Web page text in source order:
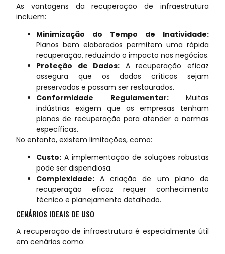
As vantagens da recuperação de infraestrutura
incluem:
Minimização do Tempo de Inatividade:
Planos bem elaborados permitem uma rápida
recuperação, reduzindo o impacto nos negócios.
Proteção de Dados: A recuperação eficaz
assegura que os dados críticos sejam
preservados e possam ser restaurados.
Conformidade Regulamentar:Muitas
indústrias exigem que as empresas tenham
planos de recuperação para atender a normas
específicas.
No entanto, existem limitações, como:
Custo: A implementação de soluções robustas
pode ser dispendiosa.
Complexidade: A criação de um plano de
recuperação eficaz requer conhecimento
técnico e planejamento detalhado.
CENÁRIOS IDEAIS DE USO
A recuperação de infraestrutura é especialmente útil
em cenários como: